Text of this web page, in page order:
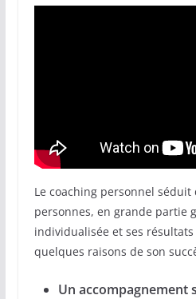
Le coaching personnel
personnes, en grande partie
individualisée et ses
quelques raisons de son
Un accompagnement